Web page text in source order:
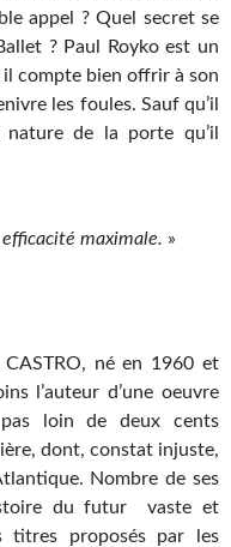
appel ? Quel secret se
? Paul Royko est un
compte bien offrir à son
les foules. Sauf qu’il
de la porte qu’il
maximale. »
CASTRO, né en 1960 et
l’auteur d’une oeuvre
loin de deux cents
dont, constat injuste,
Nombre de ses
du futur vaste et
proposés par les